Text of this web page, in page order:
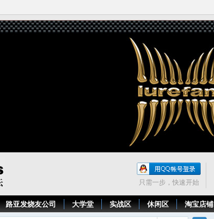
只需一步，快速开始
路亚发烧友公司 大学堂 实战区 休闲区 淘宝店铺